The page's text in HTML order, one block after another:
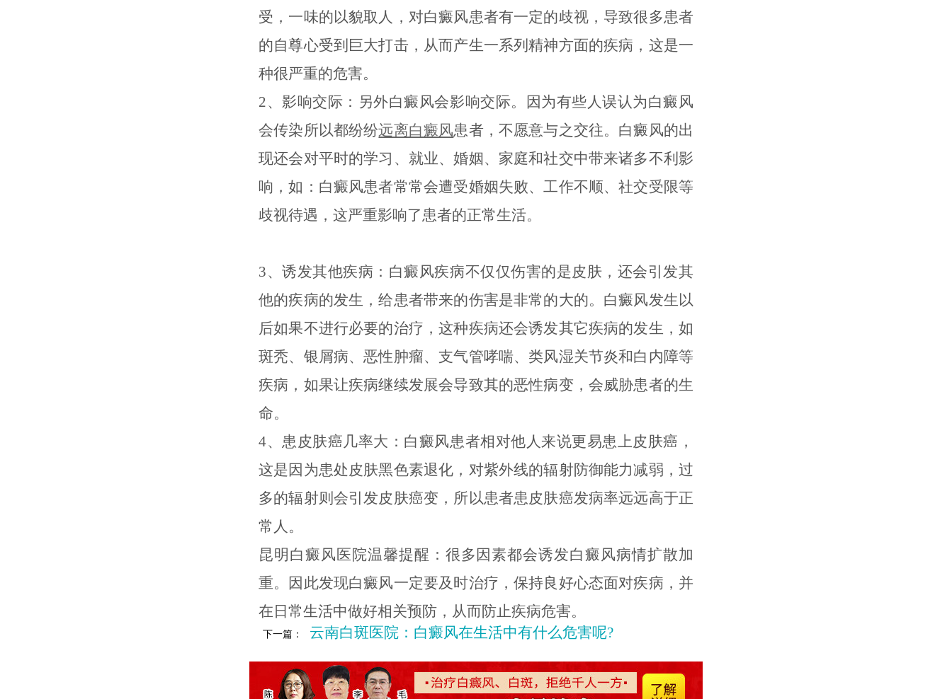
受，一味的以貌取人，对白癜风患者有一定的歧视，导致很多患者
的自尊心受到巨大打击，从而产生一系列精神方面的疾病，这是一
种很严重的危害。
2、影响交际：另外白癜风会影响交际。因为有些人误认为白癜风
会传染所以都纷纷远离白癜风患者，不愿意与之交往。白癜风的出
现还会对平时的学习、就业、婚姻、家庭和社交中带来诸多不利影
响，如：白癜风患者常常会遭受婚姻失败、工作不顺、社交受限等
歧视待遇，这严重影响了患者的正常生活。
3、诱发其他疾病：白癜风疾病不仅仅伤害的是皮肤，还会引发其
他的疾病的发生，给患者带来的伤害是非常的大的。白癜风发生以
后如果不进行必要的治疗，这种疾病还会诱发其它疾病的发生，如
斑秃、银屑病、恶性肿瘤、支气管哮喘、类风湿关节炎和白内障等
疾病，如果让疾病继续发展会导致其的恶性病变，会威胁患者的生
命。
4、患皮肤癌几率大：白癜风患者相对他人来说更易患上皮肤癌，
这是因为患处皮肤黑色素退化，对紫外线的辐射防御能力减弱，过
多的辐射则会引发皮肤癌变，所以患者患皮肤癌发病率远远高于正
常人。
昆明白癜风医院温馨提醒：很多因素都会诱发白癜风病情扩散加
重。因此发现白癜风一定要及时治疗，保持良好心态面对疾病，并
在日常生活中做好相关预防，从而防止疾病危害。
下一篇： 云南白斑医院：白癜风在生活中有什么危害呢?